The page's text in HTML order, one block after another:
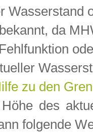
Wasserstand
da
zu den
des
folgende